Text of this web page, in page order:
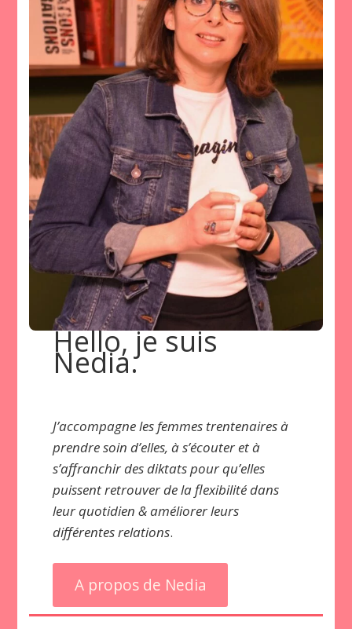
Hello, je suis
Nedia.
J’accompagne les femmes trentenaires à
prendre soin d’elles, à s’écouter et à
s’affranchir des diktats pour qu’elles
puissent retrouver de la flexibilité dans
leur quotidien & améliorer leurs
différentes relations.
A propos de Nedia